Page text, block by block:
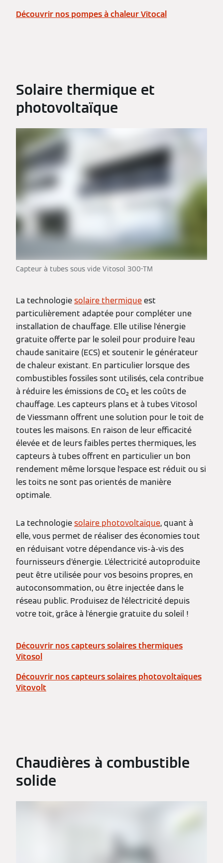
Découvrir nos pompes à chaleur Vitocal
Solaire thermique et
photovoltaïque
Capteur à tubes sous vide Vitosol 300-TM
La technologiesolaire thermiqueest
particulièrement adaptée pour compléter une
installation de chauffage. Elle utilise l'énergie
gratuite offerte par le soleil pour produire l'eau
chaude sanitaire (ECS) et soutenir le générateur
de chaleur existant. En particulier lorsque des
combustibles fossiles sont utilisés, cela contribue
à réduire les émissions de CO₂ et les coûts de
chauffage. Les capteurs plans et à tubes Vitosol
de Viessmann offrent une solution pour le toit de
toutes les maisons. En raison de leur efficacité
élevée et de leurs faibles pertes thermiques, les
capteurs à tubes offrent en particulier un bon
rendement même lorsque l'espace est réduit ou si
les toits ne sont pas orientés de manière
optimale.
La technologiesolaire photovoltaïque, quant à
elle, vous permet de réaliser des économies tout
en réduisant votre dépendance vis-à-vis des
fournisseurs d’énergie. L’électricité autoproduite
peut être utilisée pour vos besoins propres, en
autoconsommation, ou être injectée dans le
réseau public. Produisez de l'électricité depuis
votre toit, grâce à l'énergie gratuite du soleil !
Découvrir nos capteurs solaires thermiques
Vitosol
Découvrir nos capteurs solaires photovoltaïques
Vitovolt
Chaudières à combustible
solide